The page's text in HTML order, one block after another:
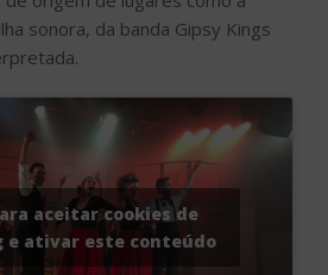
sonora, da banda Gipsy Kings
aceitar cookies de
e ativar este conteúdo